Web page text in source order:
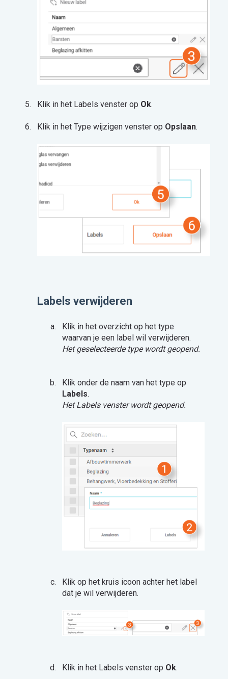
Klik in het Labels venster op Ok.
Klik in het Type wijzigen venster op Opslaan.
Labels verwijderen
Klik in het overzicht op het type
waarvan je een label wil verwijderen.
Het geselecteerde type wordt geopend.
Klik onder de naam van het type op
Labels.
Het Labels venster wordt geopend.
Klik op het kruis icoon achter het label
dat je wil verwijderen.
Klik in het Labels venster op Ok.